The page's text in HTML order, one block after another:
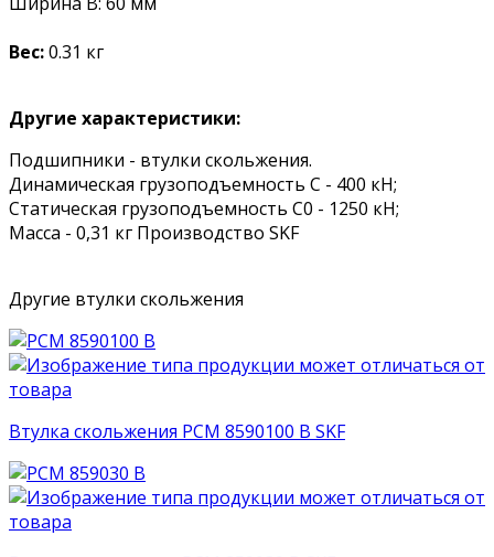
Вес:0.31 кг
Другие характеристики:
Подшипники - втулки скольжения.
Динамическая грузоподъемность C - 400 кН;
Статическая грузоподъемность C0 - 1250 кН;
Масса - 0,31 кг Производство SKF
Другие втулки скольжения
Втулка скольжения PCM 8590100 B SKF